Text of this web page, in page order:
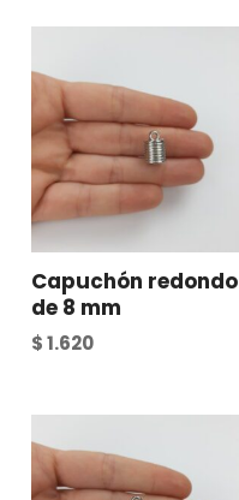
Capuchón redondo
de 8 mm
$1.620